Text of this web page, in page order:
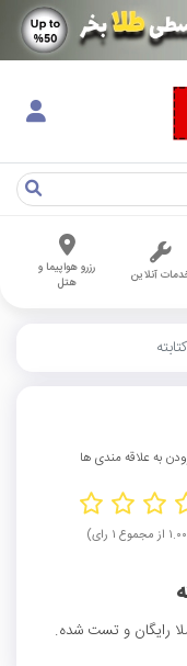
آنلاین
رزرو هواپیما و
هتل
کتابته
به علاقه مندی ها
رایگان و تست شده.